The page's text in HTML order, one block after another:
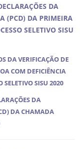
DA
(PCD) DA PRIMEIRA
SELETIVO SISU
DA VERIFICAÇÃO DE
COM DEFICIÊNCIA
SELETIVO SISU 2020
DA
DA CHAMADA